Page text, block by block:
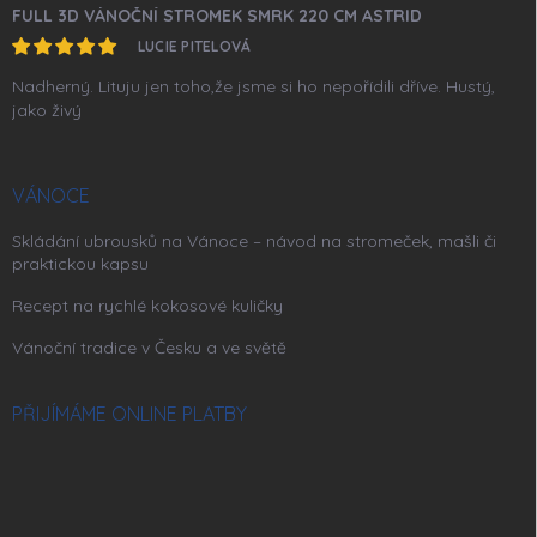
FULL 3D VÁNOČNÍ STROMEK SMRK 220 CM ASTRID
LUCIE PITELOVÁ
Nadherný. Lituju jen toho,že jsme si ho nepořídili dříve. Hustý,
jako živý
VÁNOCE
Skládání ubrousků na Vánoce – návod na stromeček, mašli či
praktickou kapsu
Recept na rychlé kokosové kuličky
Vánoční tradice v Česku a ve světě
PŘIJÍMÁME ONLINE PLATBY